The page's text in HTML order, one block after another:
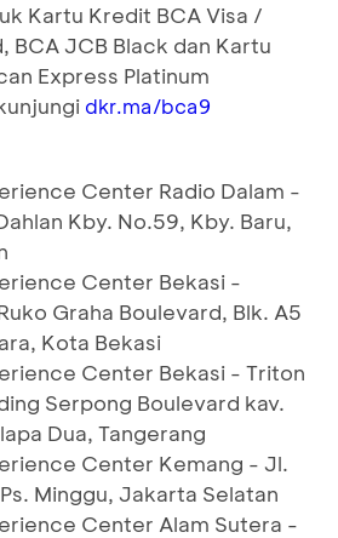
Kartu Kredit BCA Visa /
BCA JCB Black dan Kartu
Express Platinum
dkr.ma/bca9
Center Radio Dalam -
Kby. No.59, Kby. Baru,
Center Bekasi -
Graha Boulevard, Blk. A5
Kota Bekasi
Center Bekasi - Triton
Serpong Boulevard kav.
Dua, Tangerang
Center Kemang - Jl.
Minggu, Jakarta Selatan
Center Alam Sutera -